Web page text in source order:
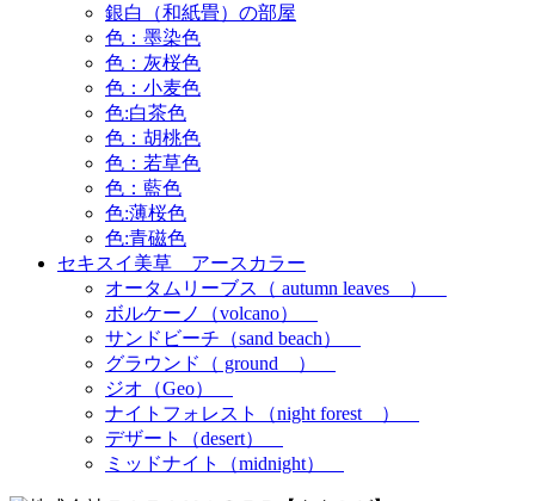
銀白（和紙畳）の部屋
色：墨染色
色：灰桜色
色：小麦色
色:白茶色
色：胡桃色
色：若草色
色：藍色
色:薄桜色
色:青磁色
セキスイ美草 アースカラー
オータムリーブス（ autumn leaves ）
ボルケーノ（volcano）
サンドビーチ（sand beach）
グラウンド（ ground ）
ジオ（Geo）
ナイトフォレスト（night forest ）
デザート（desert）
ミッドナイト（midnight）